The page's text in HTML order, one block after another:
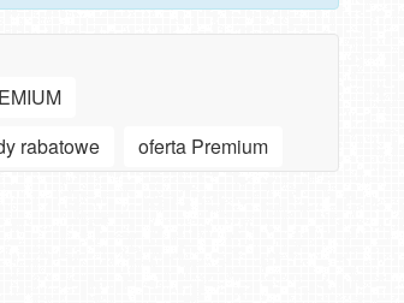
rabatowe oferta Premium